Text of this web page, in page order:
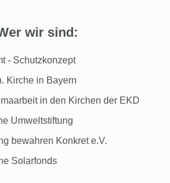
wir sind:
- Schutzkonzept
Kirche in Bayern
in den Kirchen der EKD
Umweltstiftung
bewahren Konkret e.V.
Solarfonds